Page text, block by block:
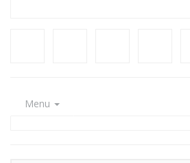
Menu